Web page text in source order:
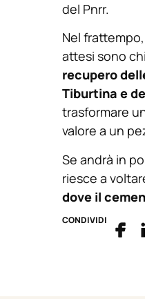
del Pnrr.
Nel
attesi sono
recupero
Tiburtina e
trasformare
valore a un
Se andrà in
riesce a
dove il
CONDIVIDI